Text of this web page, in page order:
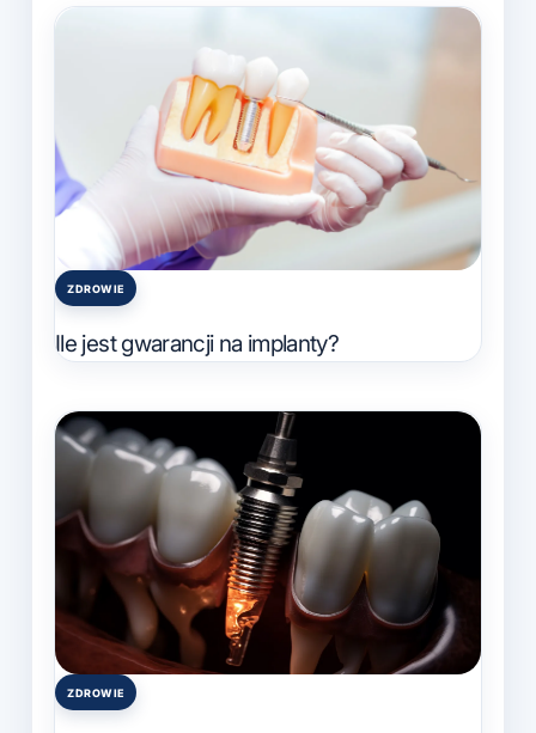
Posted
ZDROWIE
Ile jest gwarancji na implanty?
Posted
ZDROWIE